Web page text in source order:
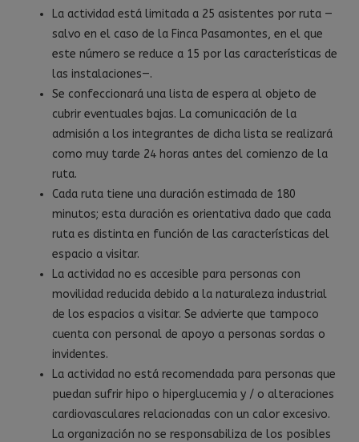
La actividad está limitada a 25 asistentes por ruta —
salvo en el caso de la Finca Pasamontes, en el que
este número se reduce a 15 por las características de
las instalaciones—.
Se confeccionará una lista de espera al objeto de
cubrir eventuales bajas. La comunicación de la
admisión a los integrantes de dicha lista se realizará
como muy tarde 24 horas antes del comienzo de la
ruta.
Cada ruta tiene una duración estimada de 180
minutos; esta duración es orientativa dado que cada
ruta es distinta en función de las características del
espacio a visitar.
La actividad no es accesible para personas con
movilidad reducida debido a la naturaleza industrial
de los espacios a visitar. Se advierte que tampoco
cuenta con personal de apoyo a personas sordas o
invidentes.
La actividad no está recomendada para personas que
puedan sufrir hipo o hiperglucemia y / o alteraciones
cardiovasculares relacionadas con un calor excesivo.
La organización no se responsabiliza de los posibles